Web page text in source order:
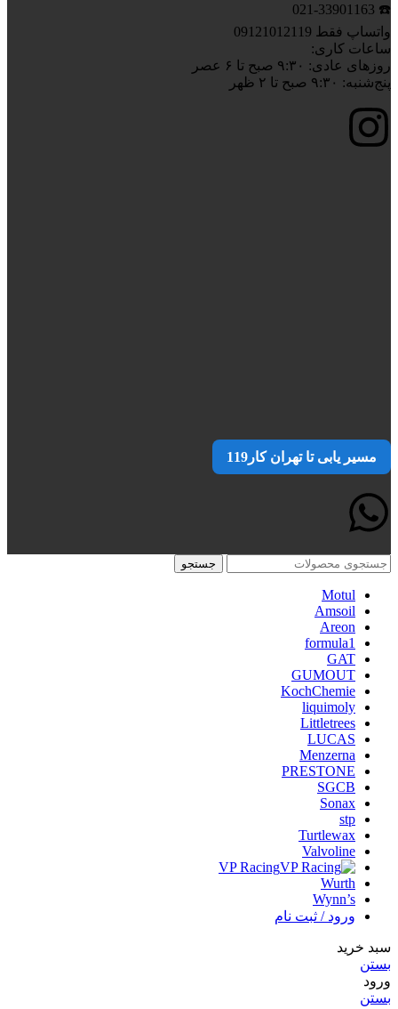
☎️ 021-33901163
واتساپ فقط 09121012119
ساعات کاری:
روزهای عادی: ۹:۳۰ صبح تا ۶ عصر
پنج‌شنبه: ۹:۳۰ صبح تا ۲ ظهر
مسیر یابی تا تهران کار119
جستجو
Motul
Amsoil
Areon
formula1
GAT
GUMOUT
KochChemie
liquimoly
Littletrees
LUCAS
Menzerna
PRESTONE
SGCB
Sonax
stp
Turtlewax
Valvoline
VP Racing
Wurth
Wynn’s
ورود / ثبت نام
سبد خرید
بستن
ورود
بستن